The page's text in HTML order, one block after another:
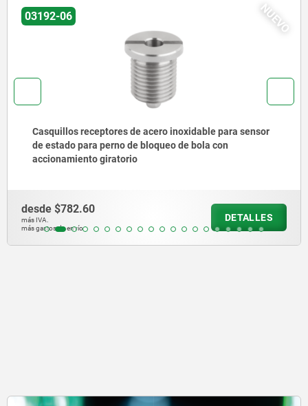
NUEVO
sensor
Casquillos receptores de acero para perno
de bola
más gastos de envío